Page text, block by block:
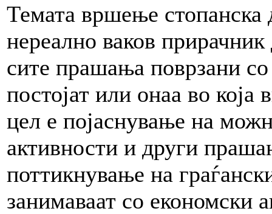
Темата вршење стопанска
нереално ваков
сите прашања поврзани
постојат или онаа во
цел е појаснување на
активности и други
поттикнување на
занимаваат со економски